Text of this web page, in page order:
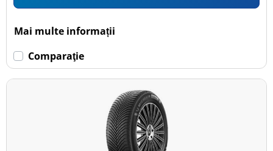
Mai multe informații
Comparaţie